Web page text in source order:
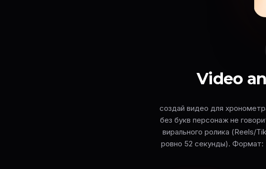
Video
создай видео для
без букв персонаж не
вирального ролика (Reels/
ровно 52 секунды). Формат: